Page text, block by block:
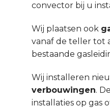
convector bij u
Wij plaatsen ook
vanaf de teller tot
bestaande
Wij installeren
verbouwingen.
installaties op gas